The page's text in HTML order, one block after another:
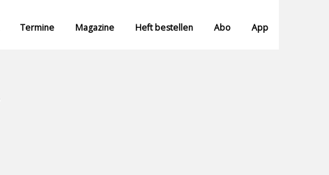
Termine Magazine Heft bestellen Abo App